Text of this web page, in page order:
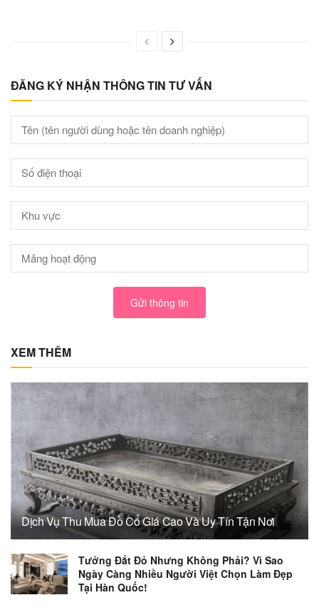
ĐĂNG KÝ NHẬN THÔNG TIN TƯ VẤN
Gửi thông tin
XEM THÊM
Dịch Vụ Thu Mua Đồ Cổ Giá Cao Và Uy Tín Tận Nơi
Tưởng Đắt Đỏ Nhưng Không Phải? Vì Sao
Ngày Càng Nhiều Người Việt Chọn Làm Đẹp
Tại Hàn Quốc!